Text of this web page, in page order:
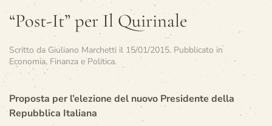
“Post-It” per Il Quirinale
Scritto da Giuliano Marchetti il 15/01/2015. Pubblicato in
Economia, Finanza e Politica.
Proposta per l’elezione del nuovo Presidente della
Repubblica Italiana